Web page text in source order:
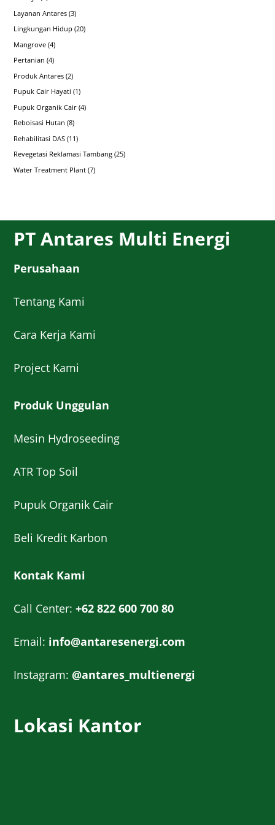
Layanan Antares (3)
Lingkungan Hidup (20)
Mangrove (4)
Pertanian (4)
Produk Antares (2)
Pupuk Cair Hayati (1)
Pupuk Organik Cair (4)
Reboisasi Hutan (8)
Rehabilitasi DAS (11)
Revegetasi Reklamasi Tambang (25)
Water Treatment Plant (7)
PT Antares Multi Energi
Perusahaan
Tentang Kami
Cara Kerja Kami
Project Kami
Produk Unggulan
Mesin Hydroseeding
ATR Top Soil
Pupuk Organik Cair
Beli Kredit Karbon
Kontak Kami
Call Center: +62 822 600 700 80
Email: info@antaresenergi.com
Instagram: @antares_multienergi
Lokasi Kantor